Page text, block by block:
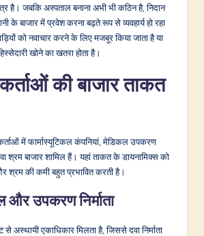
है। जबकि अस्पताल बनाना अभी भी कठिन है, निदान
के बाजार में प्रवेश करना बढ़ते रूप से व्यवहार्य हो रहा
को नवाचार करने के लिए मजबूर किया जाता है या
खोने का खतरा होता है।
की बाजार ताकत
में फार्मास्यूटिकल कंपनियां, मेडिकल उपकरण
श्रम बाजार शामिल हैं। यहां ताकत के डायनामिक्स को
श्रम की कमी बहुत प्रभावित करती है।
और उपकरण निर्माता
से अस्थायी एकाधिकार मिलता है, जिससे दवा निर्माता